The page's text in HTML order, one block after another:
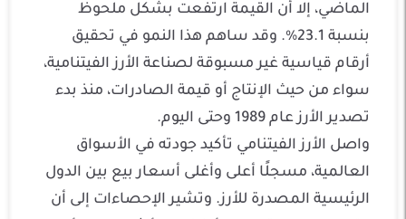
الماضي، إلا أن القيمة ارتفعت بشكل ملحوظ
بنسبة 23.1%. وقد ساهم هذا النمو في تحقيق
أرقام قياسية غير مسبوقة لصناعة الأرز الفيتنامية،
سواء من حيث الإنتاج أو قيمة الصادرات، منذ بدء
تصدير الأرز عام 1989 وحتى اليوم.
واصل الأرز الفيتنامي تأكيد جودته في الأسواق
العالمية، مسجلًا أعلى وأغلى أسعار بيع بين الدول
الرئيسية المصدرة للأرز. وتشير الإحصاءات إلى أن